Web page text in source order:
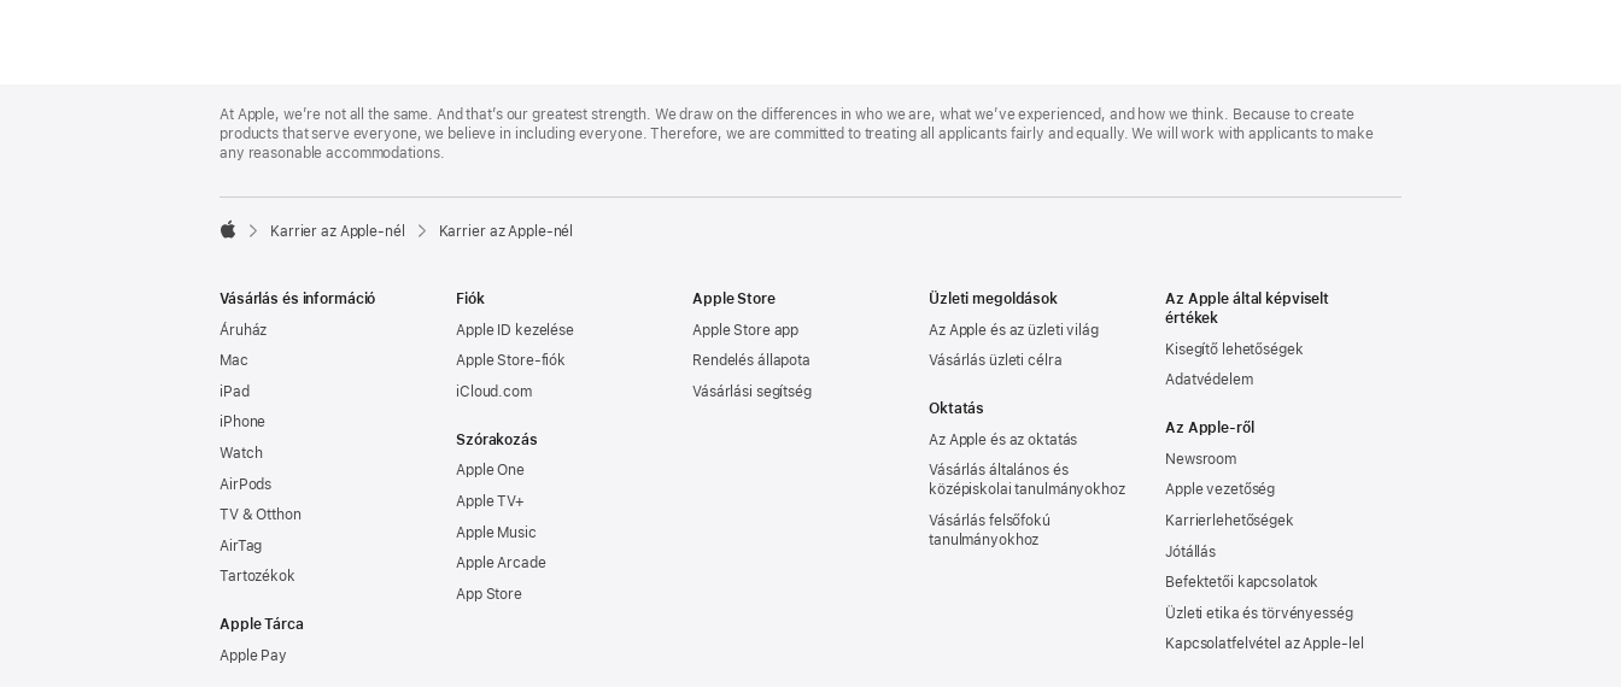
Footer
At Apple, we’re not all the same. And that’s our greatest strength. We draw on the differences in who we are, what we’ve experienced, and how we think. Because to create
products that serve everyone, we believe in including everyone. Therefore, we are committed to treating all applicants fairly and equally. We will work with applicants to make
any reasonable accommodations.

Karrier az Apple‑nél Karrier az Apple‑nél
Vásárlás és információ
Áruház
Mac
iPad
iPhone
Watch
AirPods
TV & Otthon
AirTag
Tartozékok
Apple Tárca
Apple Pay
Fiók
Apple ID kezelése
Apple Store-fiók
iCloud.com
Szórakozás
Apple One
Apple TV+
Apple Music
Apple Arcade
App Store
Apple Store
Apple Store app
Rendelés állapota
Vásárlási segítség
Üzleti megoldások
Az Apple és az üzleti világ
Vásárlás üzleti célra
Oktatás
Az Apple és az oktatás
Vásárlás általános és
középiskolai tanulmányokhoz
Vásárlás felsőfokú
tanulmányokhoz
Az Apple által képviselt
értékek
Kisegítő lehetőségek
Adatvédelem
Az Apple-ről
Newsroom
Apple vezetőség
Karrierlehetőségek
Jótállás
Befektetői kapcsolatok
Üzleti etika és törvényesség
Kapcsolatfelvétel az Apple-lel